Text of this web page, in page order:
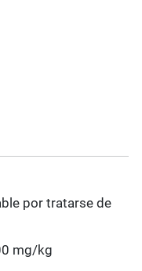
por tratarse de
mg/kg